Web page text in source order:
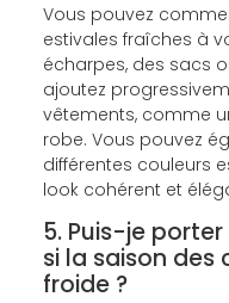
Vous pouvez
estivales fraîches à
écharpes, des sacs
ajoutez
vêtements, comme
robe. Vous pouvez
différentes couleurs
look cohérent et
5. Puis-je
si la saison des
froide ?